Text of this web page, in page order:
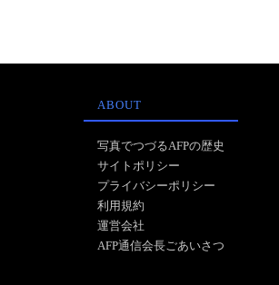
ABOUT
写真でつづるAFPの歴史
サイトポリシー
プライバシーポリシー
利用規約
運営会社
AFP通信会長ごあいさつ